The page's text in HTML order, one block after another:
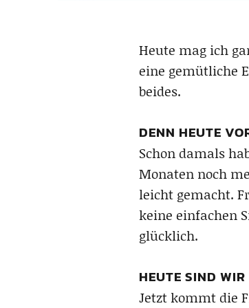
Heute mag ich
eine gemütliche
beides.
DENN HEUTE
Schon damals
Monaten noch
leicht gemacht.
keine einfachen
glücklich.
HEUTE SIND
Jetzt kommt die